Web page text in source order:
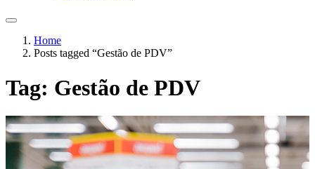
Home
Posts tagged “Gestão de PDV”
Tag: Gestão de PDV